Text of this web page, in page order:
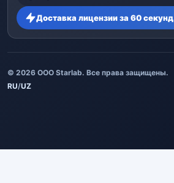
Доставка лицензии за 60 секунд
© 2026 ООО Starlab. Все права защищены.
RU/UZ